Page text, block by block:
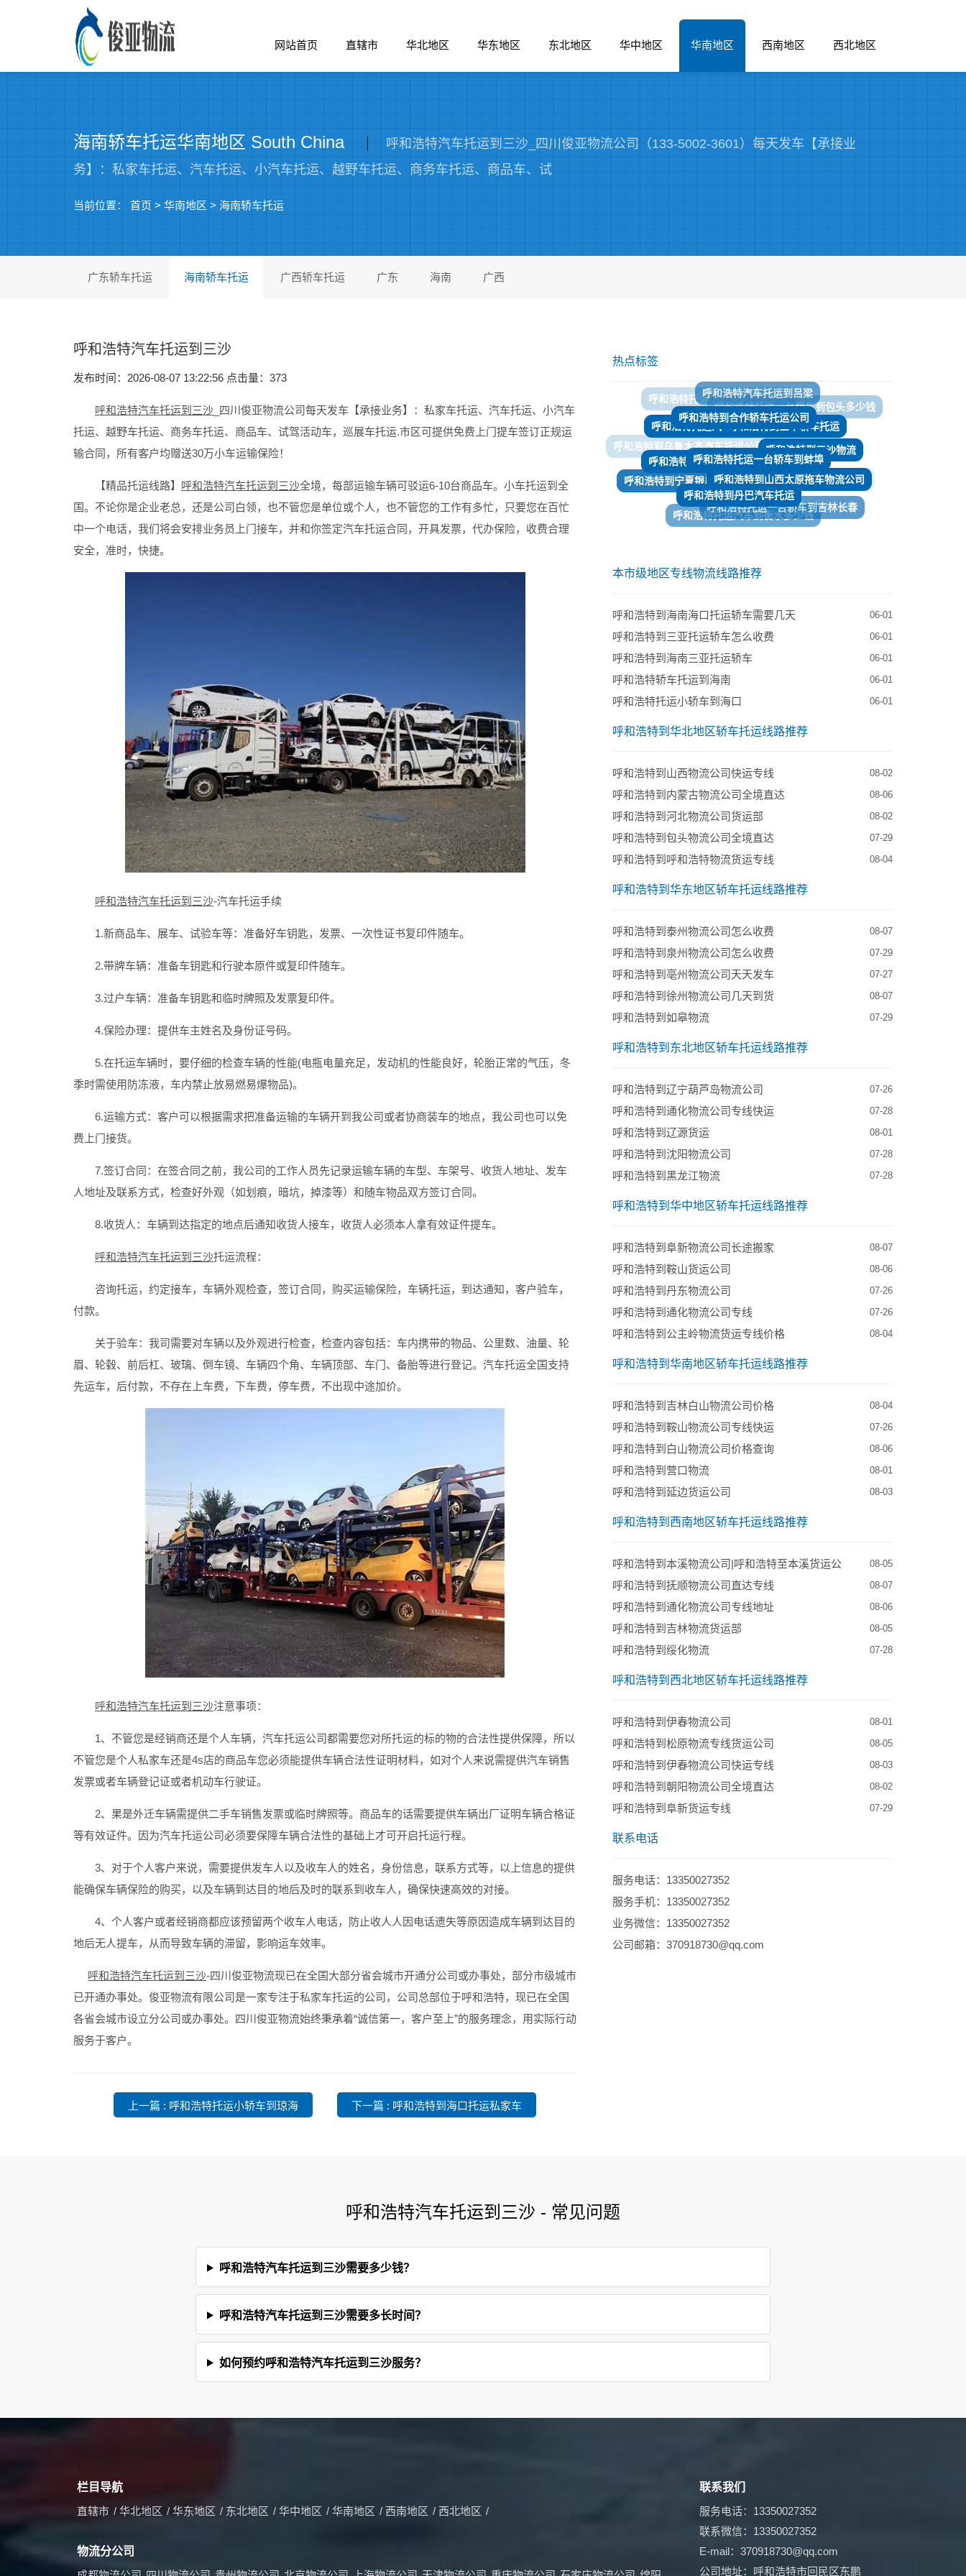
网站首页 直辖市 华北地区 华东地区 东北地区 华中地区 华南地区 西南地区 西北地区
海南轿车托运华南地区 South China
呼和浩特汽车托运到三沙_四川俊亚物流公司（133-5002-3601）每天发车【承接业
务】：私家车托运、汽车托运、小汽车托运、越野车托运、商务车托运、商品车、试
当前位置： 首页 > 华南地区 > 海南轿车托运
广东轿车托运 海南轿车托运 广西轿车托运 广东 海南 广西
呼和浩特汽车托运到三沙
发布时间：2026-08-07 13:22:56 点击量： 373
呼和浩特汽车托运到三沙 _四川俊亚物流公司每天发车【承接业务】：私家车托运、汽车托运、小汽车
托运、越野车托运、商务车托运、商品车、试驾活动车，巡展车托运.市区可提供免费上门提车签订正规运
输合同，所有客户均赠送30万小车运输保险！
【精品托运线路】 呼和浩特汽车托运到三沙全境，每部运输车辆可驳运6-10台商品车。小车托运到全
国。不论你是企业老总，还是公司白领，也不管您是单位或个人，也不管您的工作有多忙，只要您在百忙
中一个电话，我们将会安排业务员上门接车，并和你签定汽车托运合同，开具发票，代办保险，收费合理
安全，准时，快捷。
呼和浩特汽车托运到三沙-汽车托运手续
1.新商品车、展车、试验车等：准备好车钥匙，发票、一次性证书复印件随车。
2.带牌车辆：准备车钥匙和行驶本原件或复印件随车。
3.过户车辆：准备车钥匙和临时牌照及发票复印件。
4.保险办理：提供车主姓名及身份证号码。
5.在托运车辆时，要仔细的检查车辆的性能(电瓶电量充足，发动机的性能良好，轮胎正常的气压，冬
季时需使用防冻液，车内禁止放易燃易爆物品)。
6.运输方式：客户可以根据需求把准备运输的车辆开到我公司或者协商装车的地点，我公司也可以免
费上门接货。
7.签订合同：在签合同之前，我公司的工作人员先记录运输车辆的车型、车架号、收货人地址、发车
人地址及联系方式，检查好外观（如划痕，暗坑，掉漆等）和随车物品双方签订合同。
8.收货人：车辆到达指定的地点后通知收货人接车，收货人必须本人拿有效证件提车。
呼和浩特汽车托运到三沙托运流程：
咨询托运，约定接车，车辆外观检查，签订合同，购买运输保险，车辆托运，到达通知，客户验车，
付款。
关于验车：我司需要对车辆以及外观进行检查，检查内容包括：车内携带的物品、公里数、油量、轮
眉、轮毂、前后杠、玻璃、倒车镜、车辆四个角、车辆顶部、车门、备胎等进行登记。汽车托运全国支持
先运车，后付款，不存在上车费，下车费，停车费，不出现中途加价。
呼和浩特汽车托运到三沙注意事项：
1、不管您是经销商还是个人车辆，汽车托运公司都需要您对所托运的标的物的合法性提供保障，所以
不管您是个人私家车还是4s店的商品车您必须能提供车辆合法性证明材料，如对个人来说需提供汽车销售
发票或者车辆登记证或者机动车行驶证。
2、果是外迁车辆需提供二手车销售发票或临时牌照等。商品车的话需要提供车辆出厂证明车辆合格证
等有效证件。因为汽车托运公司必须要保障车辆合法性的基础上才可开启托运行程。
3、对于个人客户来说，需要提供发车人以及收车人的姓名，身份信息，联系方式等，以上信息的提供
能确保车辆保险的购买，以及车辆到达目的地后及时的联系到收车人，确保快速高效的对接。
4、个人客户或者经销商都应该预留两个收车人电话，防止收人人因电话遗失等原因造成车辆到达目的
地后无人提车，从而导致车辆的滞留，影响运车效率。
呼和浩特汽车托运到三沙-四川俊亚物流现已在全国大部分省会城市开通分公司或办事处，部分市级城市
已开通办事处。俊亚物流有限公司是一家专注于私家车托运的公司，公司总部位于呼和浩特，现已在全国
各省会城市设立分公司或办事处。四川俊亚物流始终秉承着“诚信第一，客户至上”的服务理念，用实际行动
服务于客户。
上一篇 : 呼和浩特托运小轿车到琼海 下一篇 : 呼和浩特到海口托运私家车
热点标签
呼和浩特托运汽车到新余
呼和浩特到合作轿车托运公司
呼和浩特到金华轿车托运
呼和浩特到三沙物流
呼和浩特到宜都物流专线
呼和浩特到仙桃汽车托运
呼和浩特到香格里拉拖车物流公司
呼和浩特到五家渠汽车托运
呼和浩特到宁夏银川轿车物流托运
呼和浩特托运轿车到保定多少钱
呼和浩特托运一台轿车到蚌埠
呼和浩特到山西太原拖车物流公司
呼和浩特托运一台轿车到吉林长春
呼和浩特托运汽车到衡水多少钱
呼和浩特到丹巴汽车托运
本市级地区专线物流线路推荐
呼和浩特到海南海口托运轿车需要几天 06-01
呼和浩特到三亚托运轿车怎么收费 06-01
呼和浩特到海南三亚托运轿车 06-01
呼和浩特轿车托运到海南 06-01
呼和浩特托运小轿车到海口 06-01
呼和浩特到华北地区轿车托运线路推荐
呼和浩特到山西物流公司快运专线 08-02
​呼和浩特到内蒙古物流公司全境直达 08-06
呼和浩特到河北物流公司货运部 08-02
​呼和浩特到包头物流公司全境直达 07-29
呼和浩特到呼和浩特物流货运专线 08-04
呼和浩特到华东地区轿车托运线路推荐
呼和浩特到泰州物流公司怎么收费 08-07
呼和浩特到泉州物流公司怎么收费 07-29
呼和浩特到亳州物流公司天天发车 07-27
呼和浩特到徐州物流公司几天到货 08-07
呼和浩特到如皋物流 07-29
呼和浩特到东北地区轿车托运线路推荐
呼和浩特到辽宁葫芦岛物流公司 07-26
呼和浩特到通化物流公司专线快运 07-28
呼和浩特到辽源货运 08-01
呼和浩特到沈阳物流公司 07-28
呼和浩特到黑龙江物流 07-28
呼和浩特到华中地区轿车托运线路推荐
呼和浩特到阜新物流公司长途搬家 08-07
呼和浩特到鞍山货运公司 08-06
呼和浩特到丹东物流公司 07-26
呼和浩特到通化物流公司专线 07-26
呼和浩特到公主岭物流货运专线价格 08-04
呼和浩特到华南地区轿车托运线路推荐
呼和浩特到吉林白山物流公司价格 08-04
呼和浩特到鞍山物流公司专线快运 07-26
呼和浩特到白山物流公司价格查询 08-06
呼和浩特到营口物流 08-01
呼和浩特到延边货运公司 08-03
呼和浩特到西南地区轿车托运线路推荐
呼和浩特到本溪物流公司|呼和浩特至本溪货运公 08-05
呼和浩特到抚顺物流公司直达专线 08-07
呼和浩特到通化物流公司专线地址 08-06
呼和浩特到吉林物流货运部 08-05
呼和浩特到绥化物流 07-28
呼和浩特到西北地区轿车托运线路推荐
呼和浩特到伊春物流公司 08-01
呼和浩特到松原物流专线货运公司 08-05
呼和浩特到伊春物流公司快运专线 08-03
呼和浩特到朝阳物流公司全境直达 08-02
呼和浩特到阜新货运专线 07-29
联系电话
服务电话：13350027352
服务手机：13350027352
业务微信：13350027352
公司邮箱：370918730@qq.com
呼和浩特汽车托运到三沙 - 常见问题
呼和浩特汽车托运到三沙需要多少钱？
呼和浩特汽车托运到三沙需要多长时间？
如何预约呼和浩特汽车托运到三沙服务？
栏目导航
直辖市 / 华北地区 / 华东地区 / 东北地区 / 华中地区 / 华南地区 / 西南地区 / 西北地区 /
物流分公司
联系我们
服务电话：13350027352
联系微信：13350027352
E-mail：370918730@qq.com
公司地址：呼和浩特市回民区东鹏